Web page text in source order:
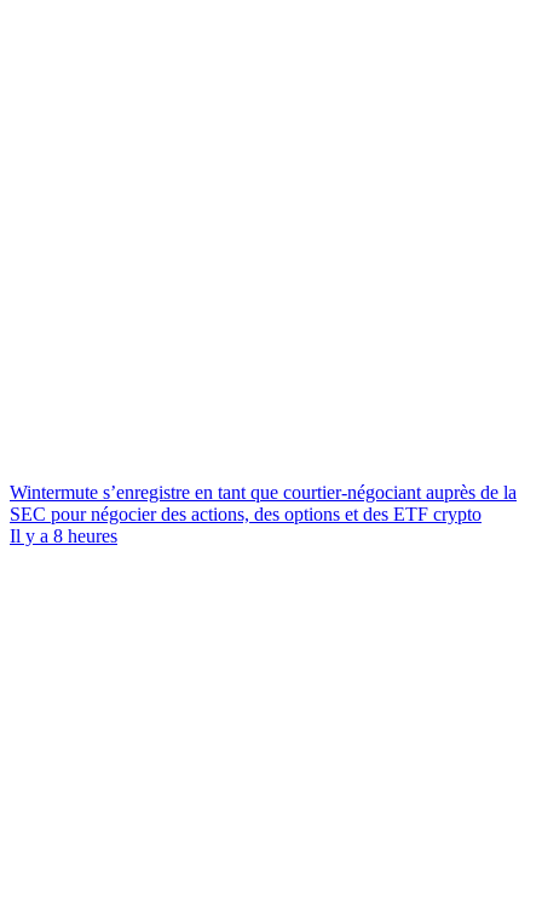
Wintermute s’enregistre en tant que courtier-négociant auprès de la
SEC pour négocier des actions, des options et des ETF crypto
Il y a 8 heures